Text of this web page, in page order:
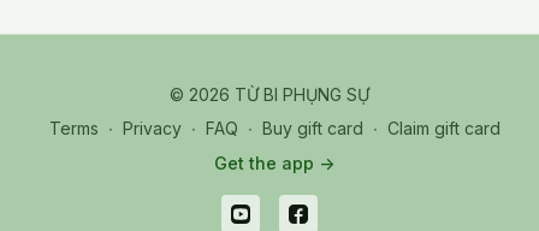
© 2026 TỪ BI PHỤNG SỰ
Terms ∙ Privacy ∙ FAQ ∙ Buy gift card ∙ Claim gift card
Get the app ->